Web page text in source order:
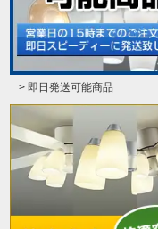
> 即日発送可能商品